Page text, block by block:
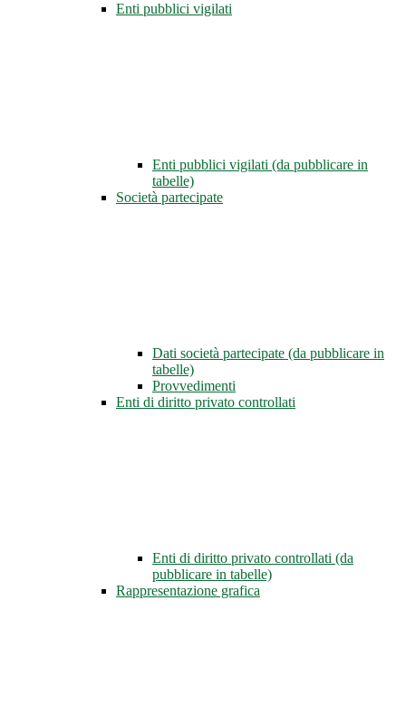
Enti pubblici vigilati
Enti pubblici vigilati (da pubblicare in
tabelle)
Società partecipate
Dati società partecipate (da pubblicare in
tabelle)
Provvedimenti
Enti di diritto privato controllati
Enti di diritto privato controllati (da
pubblicare in tabelle)
Rappresentazione grafica